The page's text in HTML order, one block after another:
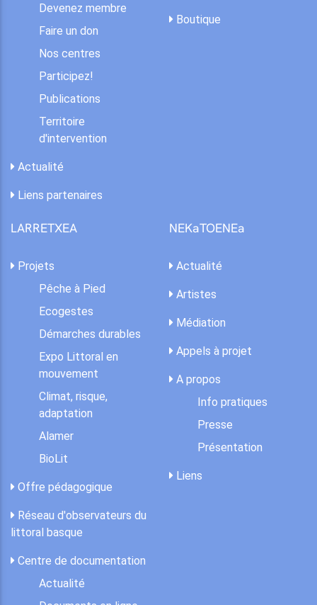
Devenez membre
Faire un don
Nos centres
Participez!
Publications
Territoire
d'intervention
Actualité
Liens partenaires
Boutique
LARRETXEA
Projets
Pêche à Pied
Ecogestes
Démarches durables
Expo Littoral en
mouvement
Climat, risque,
adaptation
Alamer
BioLit
Offre pédagogique
Réseau d'observateurs du
littoral basque
Centre de documentation
Actualité
NEKaTOENEa
Actualité
Artistes
Médiation
Appels à projet
A propos
Info pratiques
Presse
Présentation
Liens